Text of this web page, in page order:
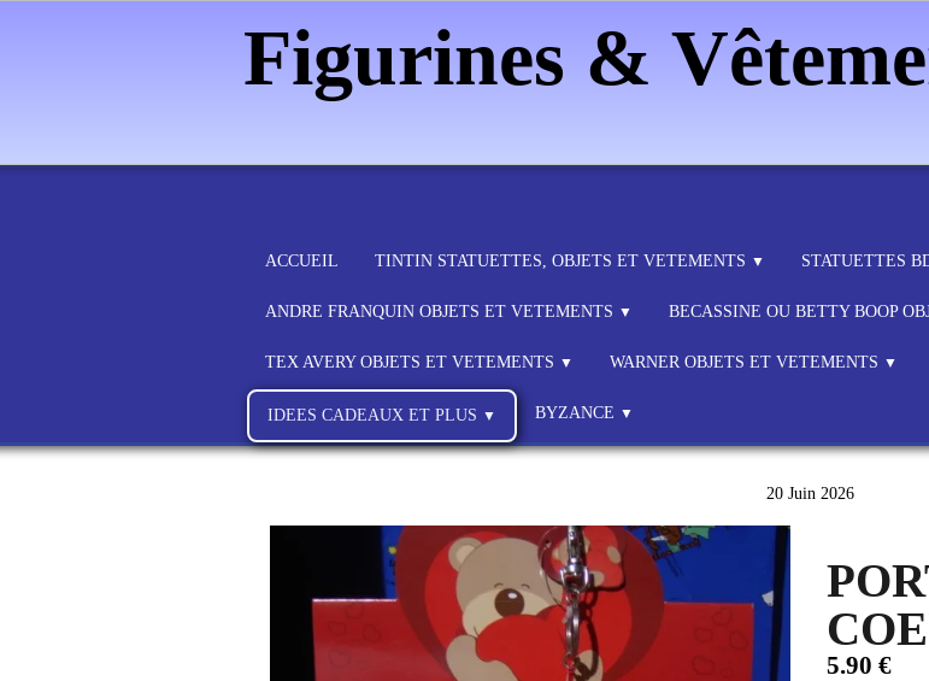
Figurines &
ACCUEIL TINTIN STATUETTES, OBJETS ET VETEMENTS ▼ STATUETTES
ANDRE FRANQUIN OBJETS ET VETEMENTS ▼ BECASSINE OU BETTY BOOP
TEX AVERY OBJETS ET VETEMENTS ▼ WARNER OBJETS ET VETEMENTS ▼
IDEES CADEAUX ET PLUS ▼ BYZANCE ▼
20 Juin 2026
5.90 €